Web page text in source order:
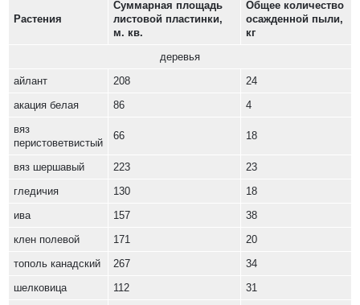
Растения
Суммарная площадь
листовой пластинки,
м. кв.
Общее количество
осажденной пыли,
кг
деревья
айлант
208
24
акация белая
86
4
вяз
перистоветвистый
66 18
вяз шершавый 223
23
гледичия
130
18
ива
157
38
клен полевой
171
20
тополь канадский
267
34
шелковица
112
31